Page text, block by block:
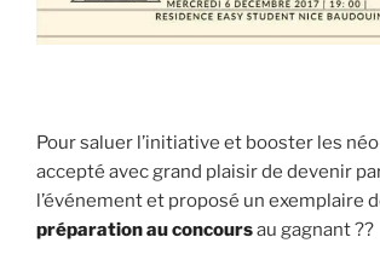
Pour saluer l’initiative et booster les
accepté avec grand plaisir de devenir
l’événement et proposé un exemplaire
préparation au concoursau gagnant ??